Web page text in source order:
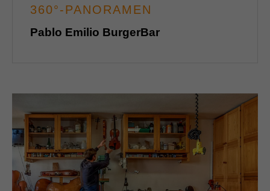
360°-PANORAMEN
Pablo Emilio BurgerBar